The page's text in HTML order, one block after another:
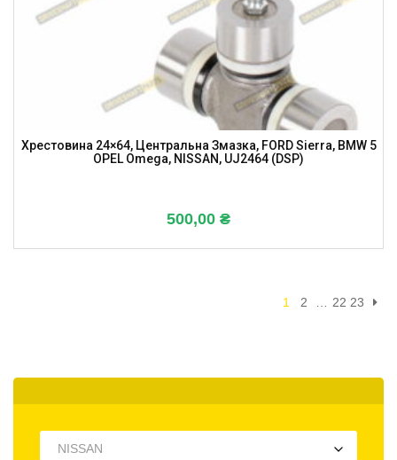
NISSAN
Хрестовина 24×64, Центральна Змазка, FORD Sierra, BMW 5
OPEL Omega, NISSAN, UJ2464 (DSP)
500,00 ₴
1 2 … 22 23